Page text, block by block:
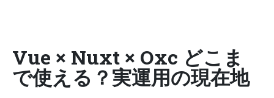
Vue × Nuxt × Oxc どこま
で使える？実運用の現在地